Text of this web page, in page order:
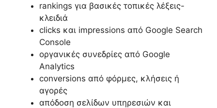
rankings για βασικές τοπικές λέξεις-
κλειδιά
clicks και impressions από Google Search
Console
οργανικές συνεδρίες από Google
Analytics
conversions από φόρμες, κλήσεις ή
αγορές
απόδοση σελίδων υπηρεσιών και